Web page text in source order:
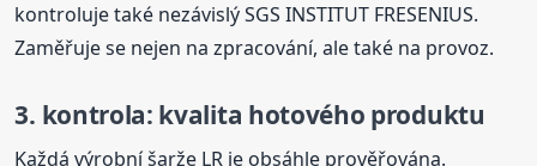
kontroluje také nezávislý SGS INSTITUT FRESENIUS.
Zaměřuje se nejen na zpracování, ale také na provoz.
3. kontrola: kvalita hotového produktu
Každá výrobní šarže LR je obsáhle prověřována.